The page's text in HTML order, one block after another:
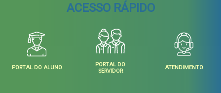
ACESSO RÁPIDO
PORTAL DO ALUNO
PORTAL DO
SERVIDOR
ATENDIMENTO